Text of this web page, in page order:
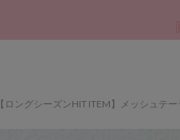
【ロングシーズンHIT ITEM】メッシュテ